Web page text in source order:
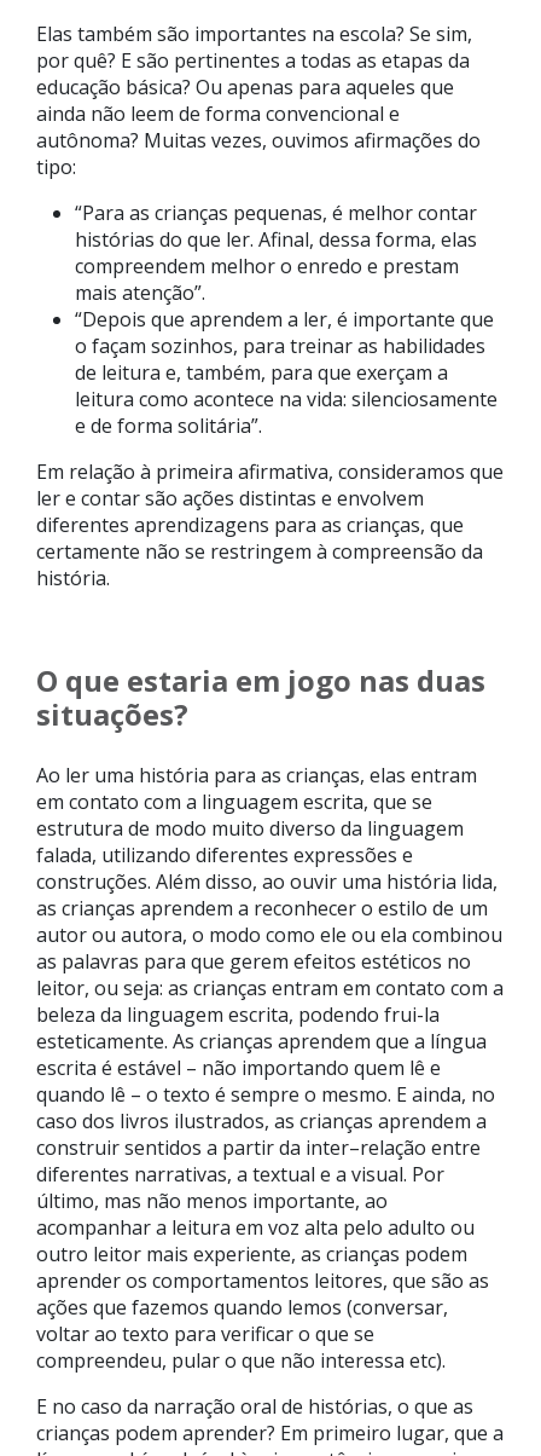
Elas também são importantes na escola? Se sim,
por quê? E são pertinentes a todas as etapas da
educação básica? Ou apenas para aqueles que
ainda não leem de forma convencional e
autônoma? Muitas vezes, ouvimos afirmações do
tipo:
“Para as crianças pequenas, é melhor contar
histórias do que ler. Afinal, dessa forma, elas
compreendem melhor o enredo e prestam
mais atenção”.
“Depois que aprendem a ler, é importante que
o façam sozinhos, para treinar as habilidades
de leitura e, também, para que exerçam a
leitura como acontece na vida: silenciosamente
e de forma solitária”.
Em relação à primeira afirmativa, consideramos que
ler e contar são ações distintas e envolvem
diferentes aprendizagens para as crianças, que
certamente não se restringem à compreensão da
história.
O que estaria em jogo nas duas
situações?
Ao ler uma história para as crianças, elas entram
em contato com a linguagem escrita, que se
estrutura de modo muito diverso da linguagem
falada, utilizando diferentes expressões e
construções. Além disso, ao ouvir uma história lida,
as crianças aprendem a reconhecer o estilo de um
autor ou autora, o modo como ele ou ela combinou
as palavras para que gerem efeitos estéticos no
leitor, ou seja: as crianças entram em contato com a
beleza da linguagem escrita, podendo frui-la
esteticamente. As crianças aprendem que a língua
escrita é estável – não importando quem lê e
quando lê – o texto é sempre o mesmo. E ainda, no
caso dos livros ilustrados, as crianças aprendem a
construir sentidos a partir da inter–relação entre
diferentes narrativas, a textual e a visual. Por
último, mas não menos importante, ao
acompanhar a leitura em voz alta pelo adulto ou
outro leitor mais experiente, as crianças podem
aprender os comportamentos leitores, que são as
ações que fazemos quando lemos (conversar,
voltar ao texto para verificar o que se
compreendeu, pular o que não interessa etc).
E no caso da narração oral de histórias, o que as
crianças podem aprender? Em primeiro lugar, que a